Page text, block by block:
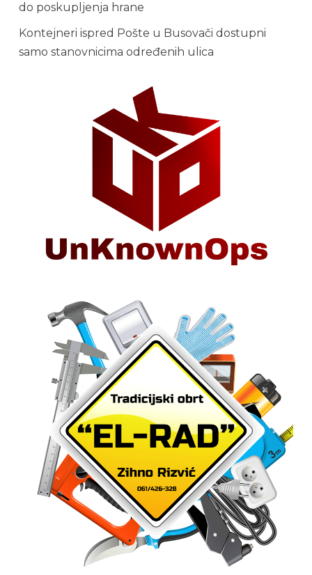
do poskupljenja hrane
Kontejneri ispred Pošte u Busovači dostupni
samo stanovnicima određenih ulica